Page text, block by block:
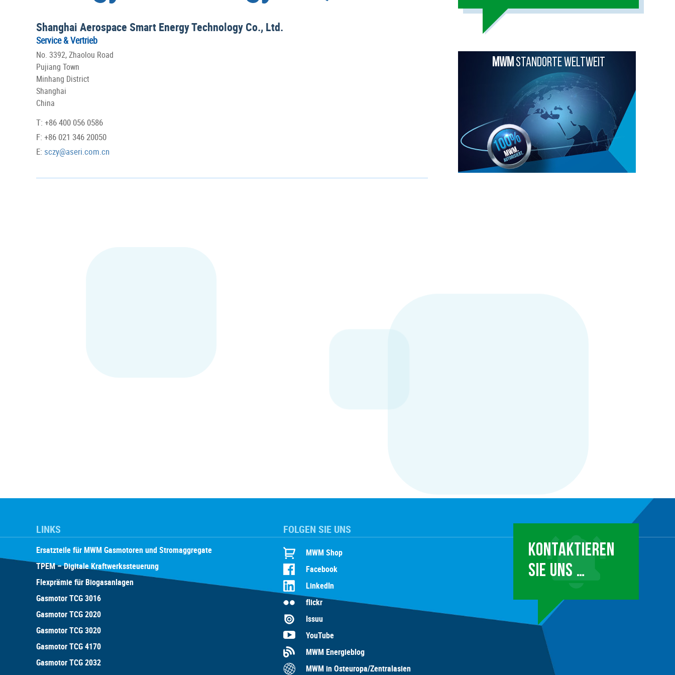
Shanghai Aerospace Smart Energy Technology Co., Ltd.
Service & Vertrieb
No. 3392, Zhaolou Road
Pujiang Town
Minhang District
Shanghai
China
T: +86 400 056 0586
F: +86 021 346 20050
E: sczy@aseri.com.cn
MWMSTANDORTE WELTWEIT
LINKS
Ersatzteile für MWM Gasmotoren und Stromaggregate
TPEM – Digitale Kraftwerkssteuerung
Flexprämie für Biogasanlagen
Gasmotor TCG 3016
Gasmotor TCG 2020
Gasmotor TCG 3020
Gasmotor TCG 4170
Gasmotor TCG 2032
FOLGEN SIE UNS
MWM Shop
Facebook
LinkedIn
flickr
Issuu
YouTube
MWM Energieblog
MWM in Osteuropa/Zentralasien
KONTAKTIEREN
SIE UNS …